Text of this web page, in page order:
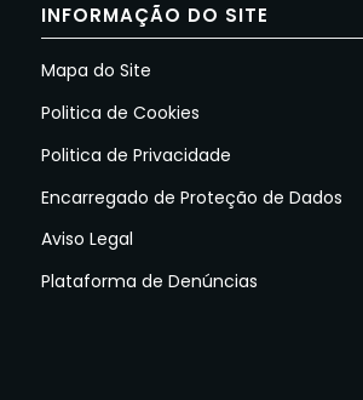
INFORMAÇÃO DO SITE
Mapa do Site
Politica de Cookies
Politica de Privacidade
Encarregado de Proteção de Dados
Aviso Legal
Plataforma de Denúncias